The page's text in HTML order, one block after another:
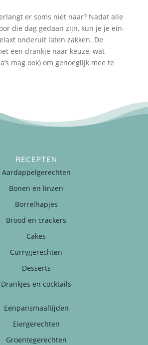
er soms niet naar? Nadat alle
die dag gedaan zijn, kun je je ein-
onderuit laten zakken. De
een drankje naar keuze, wat
mag ook) om genoeglijk mee te
RECEPTEN
Aardappelgerechten
Bonen en linzen
Borrelhapjes
Brood en crackers
Cakes
Currygerechten
Desserts
Drankjes en cocktails
Eenpansmaaltijden
Eiergerechten
Groentegerechten